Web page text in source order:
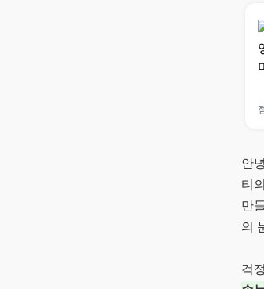
안
티
만
의
걱